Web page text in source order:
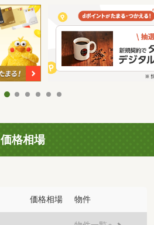
価格相場
価格相場 物件